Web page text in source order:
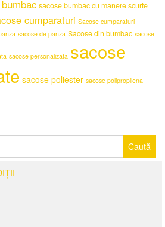
sacose bumbac cu manere scurte
cumparaturi Sacose cumparaturi
sacose de panza Sacose din bumbac sacose
sacose personalizata sacose
sacose poliester sacose polipropilena